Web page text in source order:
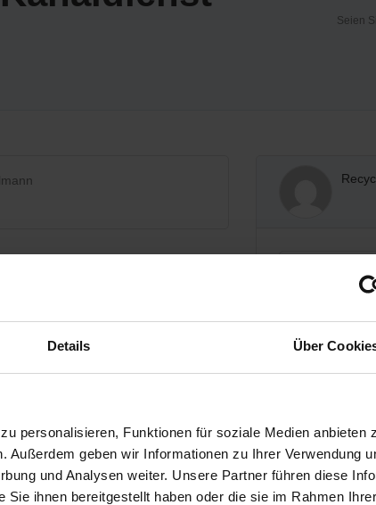
Details Über
personalisieren, Funktionen für soziale Medien anbieten
Außerdem geben wir Informationen zu Ihrer Verwendung
und Analysen weiter. Unsere Partner führen diese
ihnen bereitgestellt haben oder die sie im Rahmen
Seien